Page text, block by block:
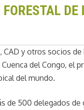
DE
CAD y otros socios
del Congo, el
del mundo.
de 500 delegados